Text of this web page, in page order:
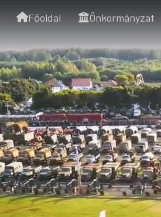
Főoldal Önkormányzat